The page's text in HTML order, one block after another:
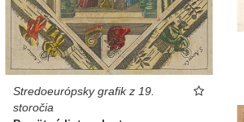
Stredoeurópsky grafik z 19.
storočia